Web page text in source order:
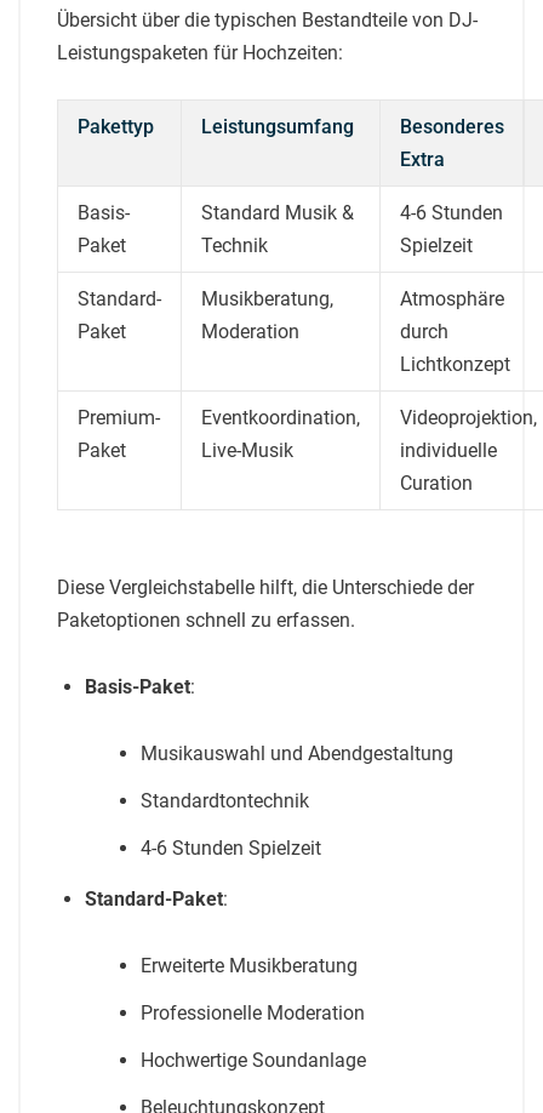
Übersicht über die typischen Bestandteile von DJ-
Leistungspaketen für Hochzeiten:
Pakettyp Leistungsumfang
Besonderes
Extra
Basis-
Paket
Standard Musik &
Technik
4-6 Stunden
Spielzeit
Standard-
Paket
Musikberatung,
Moderation
Atmosphäre
durch
Lichtkonzept
Premium-
Paket
Eventkoordination,
Live-Musik
Videoprojektion,
individuelle
Curation
Diese Vergleichstabelle hilft, die Unterschiede der
Paketoptionen schnell zu erfassen.
Basis-Paket:
Musikauswahl und Abendgestaltung
Standardtontechnik
4-6 Stunden Spielzeit
Standard-Paket:
Erweiterte Musikberatung
Professionelle Moderation
Hochwertige Soundanlage
Beleuchtungskonzept